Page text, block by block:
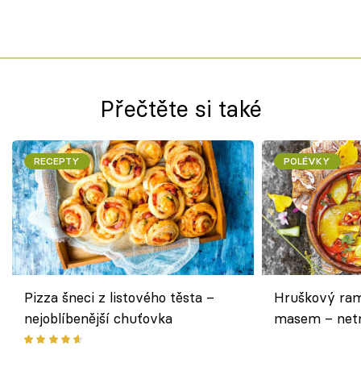
Přečtěte si také
RECEPTY
Pizza šneci z listového těsta –
nejoblíbenější chuťovka
POLÉVKY
Hruškový
masem –